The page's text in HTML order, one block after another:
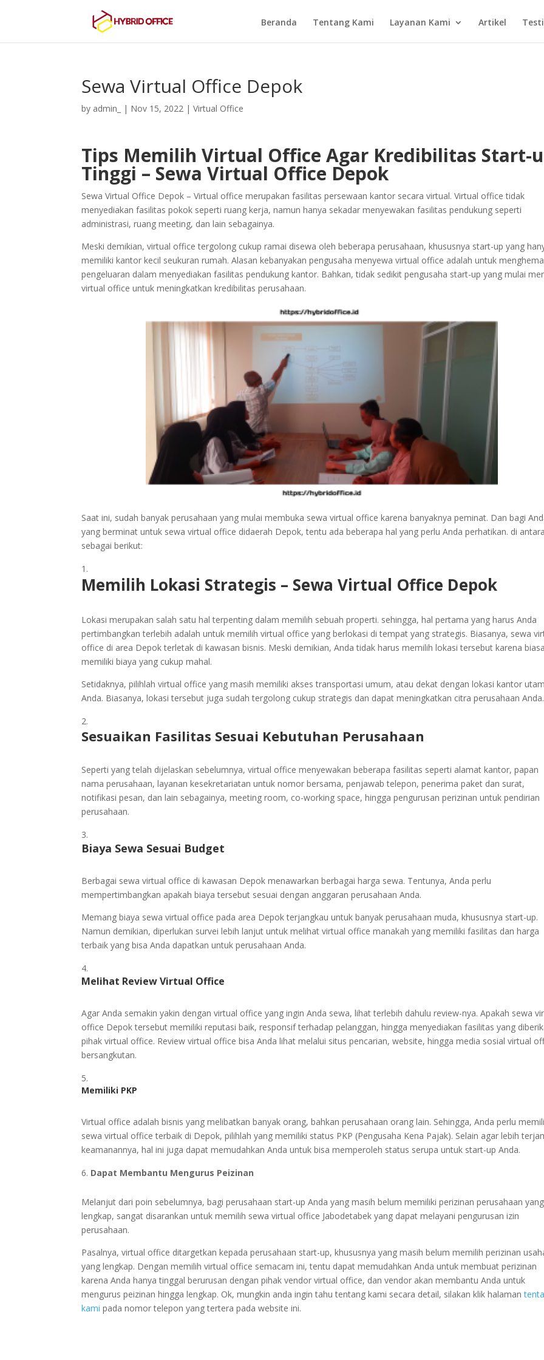
Beranda Tentang Kami Layanan Kami Artikel
Sewa Virtual Office Depok
by admin_ | Nov 15, 2022 |Virtual Office
Tips Memilih Virtual Office Agar Kredibilitas Start-
Tinggi – Sewa Virtual Office Depok
Sewa Virtual Office Depok – Virtual office merupakan fasilitas persewaan kantor secara virtual. Virtual office tidak
menyediakan fasilitas pokok seperti ruang kerja, namun hanya sekadar menyewakan fasilitas pendukung seperti
administrasi, ruang meeting, dan lain sebagainya.
Meski demikian, virtual office tergolong cukup ramai disewa oleh beberapa perusahaan, khususnya start-up yang
memiliki kantor kecil seukuran rumah. Alasan kebanyakan pengusaha menyewa virtual office adalah untuk
pengeluaran dalam menyediakan fasilitas pendukung kantor. Bahkan, tidak sedikit pengusaha start-up yang mulai
virtual office untuk meningkatkan kredibilitas perusahaan.
Saat ini, sudah banyak perusahaan yang mulai membuka sewa virtual office karena banyaknya peminat. Dan bagi
yang berminat untuk sewa virtual office didaerah Depok, tentu ada beberapa hal yang perlu Anda perhatikan. di
sebagai berikut:
Memilih Lokasi Strategis – Sewa Virtual Office Depok
Lokasi merupakan salah satu hal terpenting dalam memilih sebuah properti. sehingga, hal pertama yang harus Anda
pertimbangkan terlebih adalah untuk memilih virtual office yang berlokasi di tempat yang strategis. Biasanya, sewa
office di area Depok terletak di kawasan bisnis. Meski demikian, Anda tidak harus memilih lokasi tersebut karena
memiliki biaya yang cukup mahal.
Setidaknya, pilihlah virtual office yang masih memiliki akses transportasi umum, atau dekat dengan lokasi kantor
Anda. Biasanya, lokasi tersebut juga sudah tergolong cukup strategis dan dapat meningkatkan citra perusahaan Anda.
Sesuaikan Fasilitas Sesuai Kebutuhan Perusahaan
Seperti yang telah dijelaskan sebelumnya, virtual office menyewakan beberapa fasilitas seperti alamat kantor, papan
nama perusahaan, layanan kesekretariatan untuk nomor bersama, penjawab telepon, penerima paket dan surat,
notifikasi pesan, dan lain sebagainya, meeting room, co-working space, hingga pengurusan perizinan untuk pendirian
perusahaan.
Biaya Sewa Sesuai Budget
Berbagai sewa virtual office di kawasan Depok menawarkan berbagai harga sewa. Tentunya, Anda perlu
mempertimbangkan apakah biaya tersebut sesuai dengan anggaran perusahaan Anda.
Memang biaya sewa virtual office pada area Depok terjangkau untuk banyak perusahaan muda, khususnya start-up.
Namun demikian, diperlukan survei lebih lanjut untuk melihat virtual office manakah yang memiliki fasilitas dan harga
terbaik yang bisa Anda dapatkan untuk perusahaan Anda.
Melihat Review Virtual Office
Agar Anda semakin yakin dengan virtual office yang ingin Anda sewa, lihat terlebih dahulu review-nya. Apakah sewa
office Depok tersebut memiliki reputasi baik, responsif terhadap pelanggan, hingga menyediakan fasilitas yang
pihak virtual office. Review virtual office bisa Anda lihat melalui situs pencarian, website, hingga media sosial virtual
bersangkutan.
Memiliki PKP
Virtual office adalah bisnis yang melibatkan banyak orang, bahkan perusahaan orang lain. Sehingga, Anda perlu
sewa virtual office terbaik di Depok, pilihlah yang memiliki status PKP (Pengusaha Kena Pajak). Selain agar lebih
keamanannya, hal ini juga dapat memudahkan Anda untuk bisa memperoleh status serupa untuk start-up Anda.
Dapat Membantu Mengurus Peizinan
Melanjut dari poin sebelumnya, bagi perusahaan start-up Anda yang masih belum memiliki perizinan perusahaan yang
lengkap, sangat disarankan untuk memilih sewa virtual office Jabodetabek yang dapat melayani pengurusan izin
perusahaan.
Pasalnya, virtual office ditargetkan kepada perusahaan start-up, khususnya yang masih belum memilih perizinan
yang lengkap. Dengan memilih virtual office semacam ini, tentu dapat memudahkan Anda untuk membuat perizinan
karena Anda hanya tinggal berurusan dengan pihak vendor virtual office, dan vendor akan membantu Anda untuk
mengurus peizinan hingga lengkap. Ok, mungkin anda ingin tahu tentang kami secara detail, silakan klik halaman
kami pada nomor telepon yang tertera pada website ini.